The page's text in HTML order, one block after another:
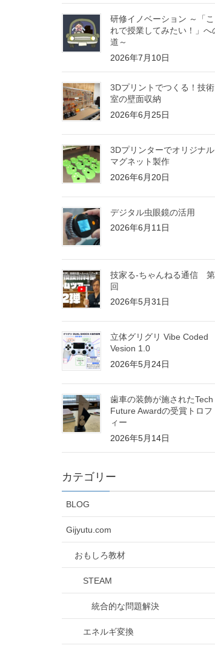
研修イノベーション ～「こ
れで授業してみたい！」へ
道～
2026年7月10日
3Dプリントでつくる！技術
室の壁面収納
2026年6月25日
3Dプリンターでオリジナル
マグネット製作
2026年6月20日
デジタル虫眼鏡の活用
2026年6月11日
技家る-ちゃんねる通信 第
回
2026年5月31日
立体グリグリ Vibe Coded
Vesion 1.0
2026年5月24日
歯車の装飾が施されたTech
Future Awardの受賞トロフ
ィー
2026年5月14日
カテゴリー
BLOG
Gijyutu.com
おもしろ教材
STEAM
統合的な問題解決
エネルギ変換